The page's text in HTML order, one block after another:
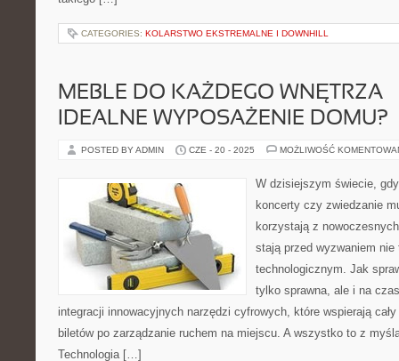
CATEGORIES: KOLARSTWO EKSTREMALNE I DOWNHILL
MEBLE DO KAŻDEGO WNĘTRZA
IDEALNE WYPOSAŻENIE DOMU?
POSTED BY ADMIN CZE - 20 - 2025 MOŻLIWOŚĆ
W dzisiejszym świecie,
koncerty czy zwiedzanie
korzystają z
stają przed wyzwaniem
technologicznym. Jak
tylko sprawna, ale i na
integracji innowacyjnych narzędzi cyfrowych, które wspierają
biletów po zarządzanie ruchem na miejscu. A wszystko to z
Technologia […]